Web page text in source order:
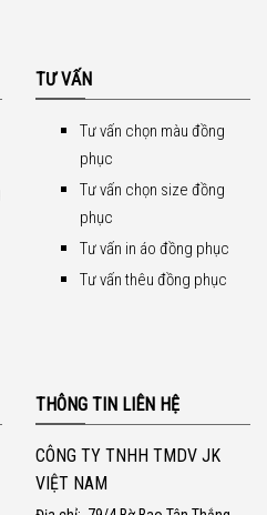
TƯ VẤN
Tư vấn chọn màu đồng
phục
Tư vấn chọn size đồng
phục
Tư vấn in áo đồng phục
Tư vấn thêu đồng phục
THÔNG TIN LIÊN HỆ
CÔNG TY TNHH TMDV JK
VIỆT NAM